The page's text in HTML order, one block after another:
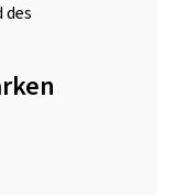
des